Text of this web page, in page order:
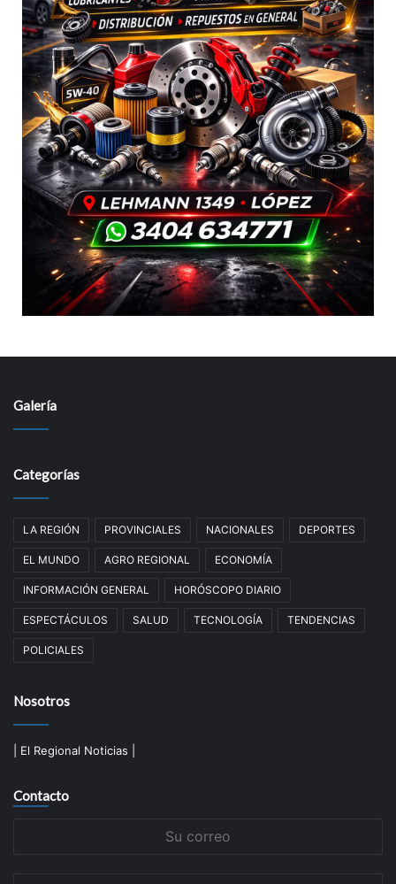
Galería
Categorías
LA REGIÓN PROVINCIALES NACIONALES DEPORTES
EL MUNDO AGRO REGIONAL ECONOMÍA
INFORMACIÓN GENERAL HORÓSCOPO DIARIO
ESPECTÁCULOS SALUD TECNOLOGÍA TENDENCIAS
POLICIALES
Nosotros
| El Regional Noticias |
Contacto